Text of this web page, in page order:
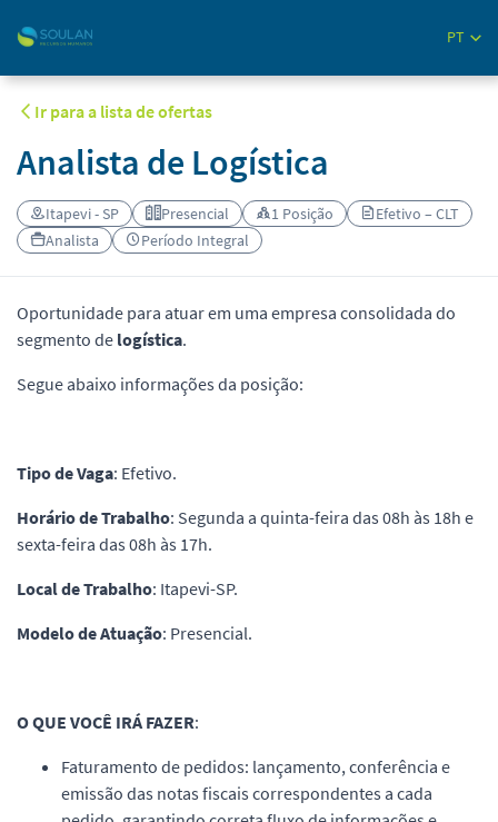
PT
Ir para a lista de ofertas
Analista de Logística
Itapevi - SP Presencial 1 Posição
Efetivo – CLT
Analista
Período Integral
Oportunidade para atuar em uma empresa consolidada do
segmento de logística.
Segue abaixo informações da posição:
Tipo de Vaga: Efetivo.
Horário de Trabalho: Segunda a quinta-feira das 08h às 18h e
sexta-feira das 08h às 17h.
Local de Trabalho: Itapevi-SP.
Modelo de Atuação: Presencial.
O QUE VOCÊ IRÁ FAZER:
Faturamento de pedidos: lançamento, conferência e
emissão das notas fiscais correspondentes a cada